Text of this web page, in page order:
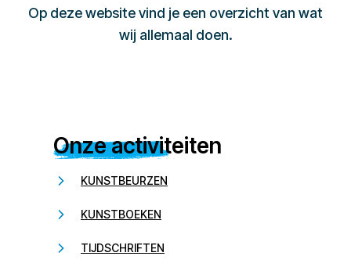
Op deze website vind je een overzicht van wat
wij allemaal doen.
Onze activiteiten
KUNSTBEURZEN
KUNSTBOEKEN
TIJDSCHRIFTEN